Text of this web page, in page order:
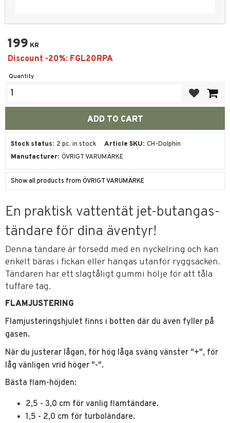
199 KR
Quantity
Stock status 2 pc. in stock Article SKU CH-Dolphin
Manufacturer ÖVRIGT VARUMÄRKE
Show all products from ÖVRIGT VARUMÄRKE
En praktisk vattentät jet-butangas-
tändare för dina äventyr!
Denna tändare är försedd med en nyckelring och kan
enkelt bäras i fickan eller hängas utanför ryggsäcken.
Tändaren har ett slagtåligt gummi hölje för att tåla
tuffare tag.
FLAMJUSTERING
Flamjusteringshjulet finns i botten där du även fyller på
gasen.
När du justerar lågan, för hög låga sväng vänster "+", för
låg vänligen vrid höger "-".
Bästa flam-höjden:
2,5 - 3,0 cm för vanlig flamtändare.
1,5 - 2,0 cm för turboländare.